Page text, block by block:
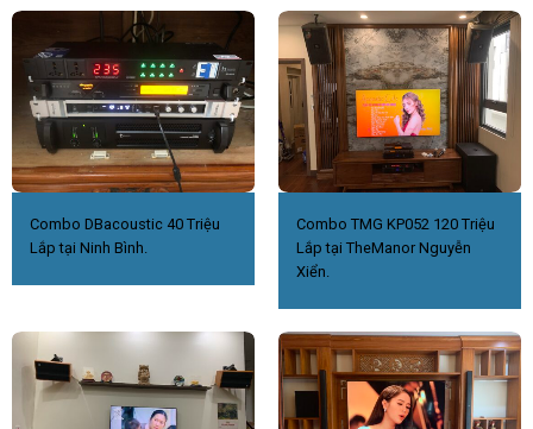
Combo DBacoustic 40 Triệu
Lắp tại Ninh Bình.
Combo TMG KP052 120 Triệu
Lắp tại TheManor Nguyễn
Xiển.